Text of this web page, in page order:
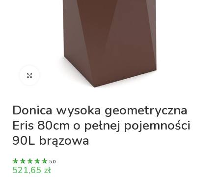
Kliknij aby powiększyć
Donica wysoka geometryczna
Eris 80cm o pełnej pojemności
90L brązowa
5.0
zł